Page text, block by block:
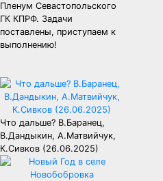
Пленум Севастопольского
ГК КПРФ. Задачи
поставлены, приступаем к
выполнению!
Что дальше? В.Баранец,
В.Дандыкин, А.Матвийчук,
К.Сивков (26.06.2025)